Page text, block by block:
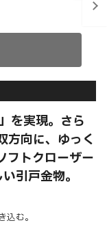
を実現。さら
方向に、ゆっく
フトクローザー
引戸金物。
む。